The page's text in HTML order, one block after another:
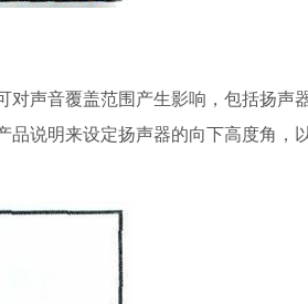
声音覆盖范围产生影响，包括扬声
品说明来设定扬声器的向下高度角，